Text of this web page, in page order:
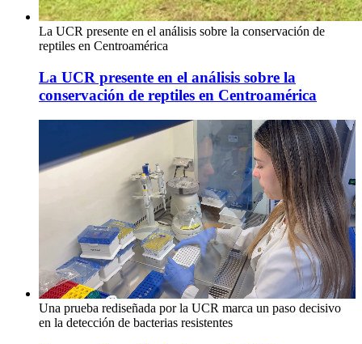
La UCR presente en el análisis sobre la conservación de
reptiles en Centroamérica
La UCR presente en el análisis sobre la
conservación de reptiles en Centroamérica
Una prueba rediseñada por la UCR marca un paso decisivo
en la detección de bacterias resistentes